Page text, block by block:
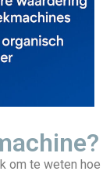
om te weten hoe